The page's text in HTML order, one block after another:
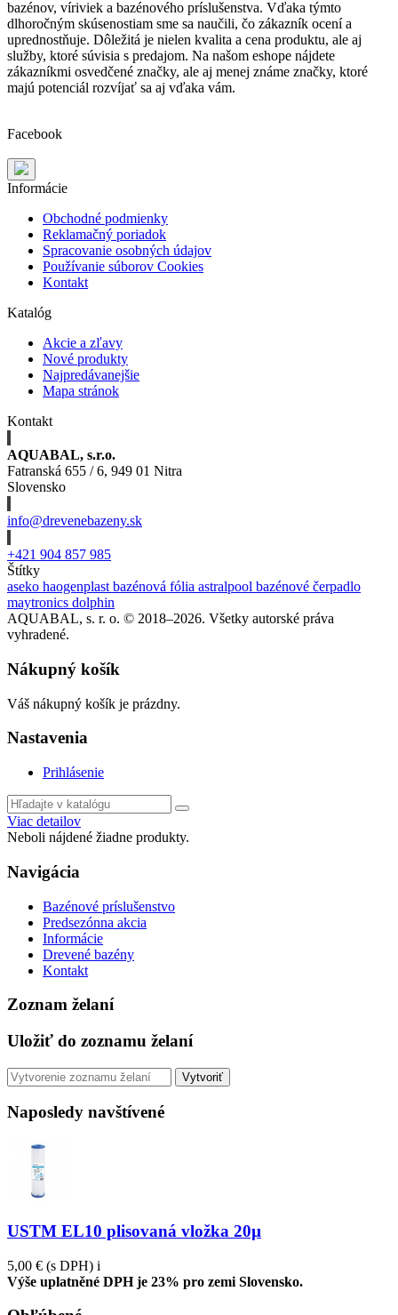
bazénov, víriviek a bazénového príslušenstva. Vďaka týmto
dlhoročným skúsenostiam sme sa naučili, čo zákazník ocení a
uprednostňuje. Dôležitá je nielen kvalita a cena produktu, ale aj
služby, ktoré súvisia s predajom. Na našom eshope nájdete
zákazníkmi osvedčené značky, ale aj menej známe značky, ktoré
majú potenciál rozvíjať sa aj vďaka vám.
Facebook
Informácie
Obchodné podmienky
Reklamačný poriadok
Spracovanie osobných údajov
Používanie súborov Cookies
Kontakt
Katalóg
Akcie a zľavy
Nové produkty
Najpredávanejšie
Mapa stránok
Kontakt
AQUABAL, s.r.o.
Fatranská 655 / 6, 949 01 Nitra
Slovensko
info@drevenebazeny.sk
+421 904 857 985
Štítky
aseko haogenplast bazénová fólia astralpool bazénové čerpadlo
maytronics dolphin
AQUABAL, s. r. o. © 2018–2026. Všetky autorské práva
vyhradené.
Nákupný košík
Váš nákupný košík je prázdny.
Nastavenia
Prihlásenie
Viac detailov
Neboli nájdené žiadne produkty.
Navigácia
Bazénové príslušenstvo
Predsezónna akcia
Informácie
Drevené bazény
Kontakt
Zoznam želaní
Uložiť do zoznamu želaní
Vytvoriť
Naposledy navštívené
USTM EL10 plisovaná vložka 20µ
5,00 € (s DPH) i
Výše uplatněné DPH je 23% pro zemi Slovensko.